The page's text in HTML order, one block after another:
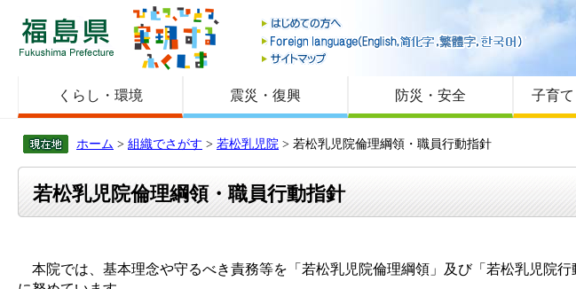
福島県
はじめ
Foreign
サイト
くらし・環境 震災・復興 防災・安全 子育
ホーム > 組織でさがす > 若松乳児院 > 若松乳児院倫理綱領・職員行動指針
若松乳児院倫理綱領・職員行動指針
本院では、基本理念や守るべき責務等を「若松乳児院倫理綱領」及び「若松乳児院